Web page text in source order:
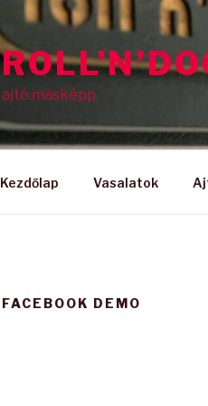
ajtó.másképp
Kezdőlap Vasalatok
FACEBOOK DEMO